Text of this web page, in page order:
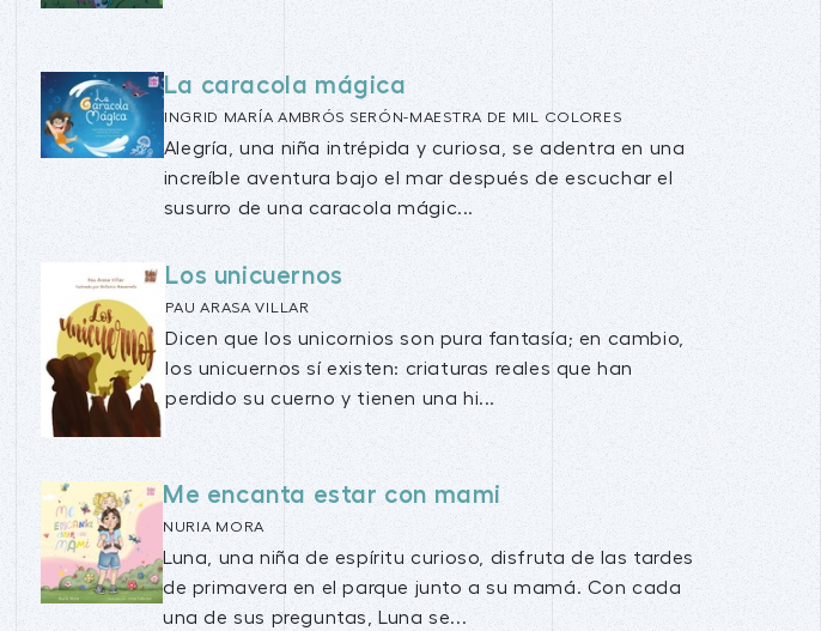
La caracola mágica
INGRID MARÍA AMBRÓS SERÓN-MAESTRA DE MIL COLORES
Alegría, una niña intrépida y curiosa, se adentra en una
increíble aventura bajo el mar después de escuchar el
susurro de una caracola mágic...
Los unicuernos
PAU ARASA VILLAR
Dicen que los unicornios son pura fantasía; en cambio,
los unicuernos sí existen: criaturas reales que han
perdido su cuerno y tienen una hi...
Me encanta estar con mami
NURIA MORA
Luna, una niña de espíritu curioso, disfruta de las tardes
de primavera en el parque junto a su mamá. Con cada
una de sus preguntas, Luna se...